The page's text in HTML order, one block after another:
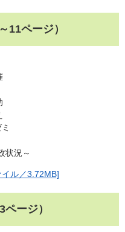
11ページ）
状況～
ル／3.72MB]
ージ）